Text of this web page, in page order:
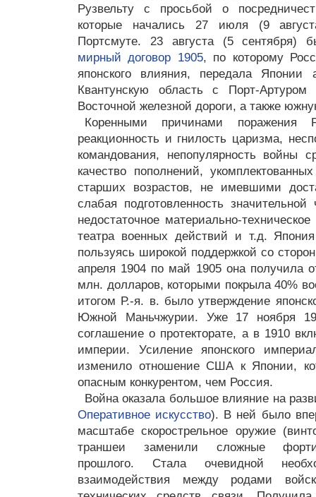
Рузвельту с просьбой о
которые начались 27 июля (9
Портсмуте. 23 августа (5 сентября)
мирный договор 1905, по которому
японского влияния, передала
Квантунскую область с Порт-
Восточной железной дороги, а также
Коренными причинами
реакционность и гнилость царизма,
командования, непопулярность войны
качество пополнений,
старших возрастов, не имевшими
слабая подготовленность
недостаточное материально-
театра военных действий и т.д.
пользуясь широкой поддержкой со
апреля 1904 по май 1905 она получила
млн. долларов, которыми покрыла 40%
итогом Р.-я. в. было утверждение
Южной Маньчжурии. Уже 17 ноября
соглашение о протекторате, а в 1910
империи. Усиление японского
изменило отношение США к Японии,
опасным конкурентом, чем Россия.
Война оказала большое влияние на
Оперативное искусство). В ней было
масштабе скорострельное оружие
траншеи заменили сложные
прошлого. Стала очевидной
взаимодействия между родами